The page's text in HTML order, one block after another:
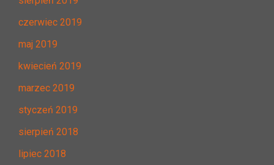
czerwiec 2019
maj 2019
kwiecień 2019
marzec 2019
styczeń 2019
sierpień 2018
lipiec 2018